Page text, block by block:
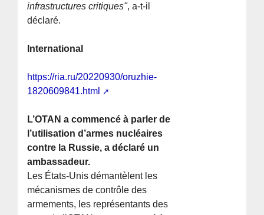
infrastructures critiques", a-t-il
déclaré.
International
https://ria.ru/20220930/oruzhie-
1820609841.html
L’OTAN a commencé à parler de
l’utilisation d’armes nucléaires
contre la Russie, a déclaré un
ambassadeur.
Les États-Unis démantèlent les
mécanismes de contrôle des
armements, les représentants des